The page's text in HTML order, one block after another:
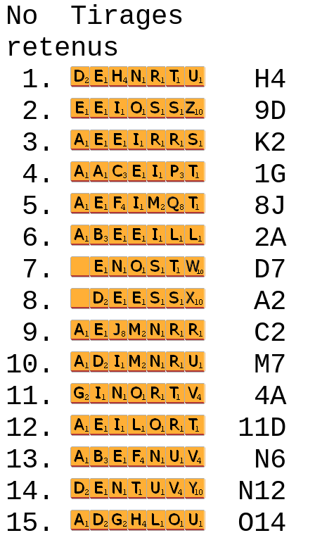
No Tirages
retenus
1.
2.
3.
4.
1G
5.
6.
7.
D7
8.
9.
10.
11.
12.
13.
14.
15.